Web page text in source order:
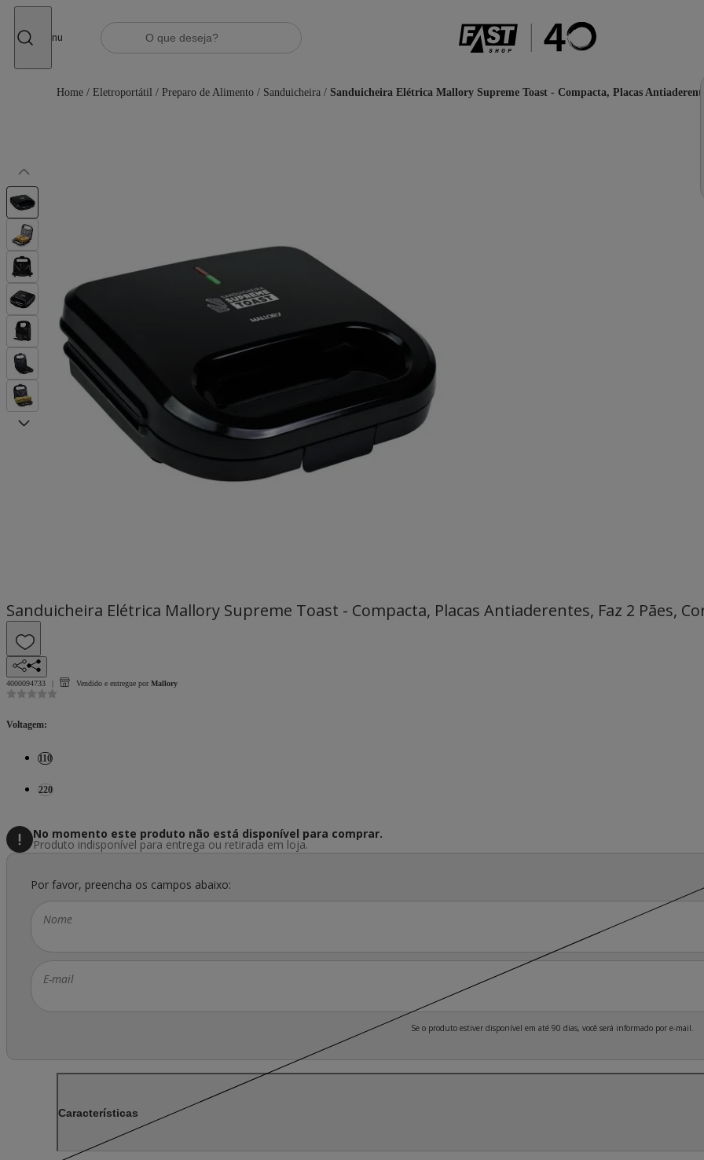
Menu
Home / Eletroportátil / Preparo de Alimento / Sanduicheira / Sanduicheira Elétrica Mallory Supreme Toast - Compacta, Placas
Sanduicheira Elétrica Mallory Supreme Toast - Compacta, Placas Antiaderentes, Faz 2 Pães,
4000094733 Vendido e entregue por Mallory
Voltagem:
110
220
No momento este produto não está disponível para comprar.
Produto indisponível para entrega ou retirada em loja.
Por favor, preencha os campos abaixo:
Nome
E-mail
Se o produto estiver disponível em até 90 dias, você será informado por e-mail.
Características